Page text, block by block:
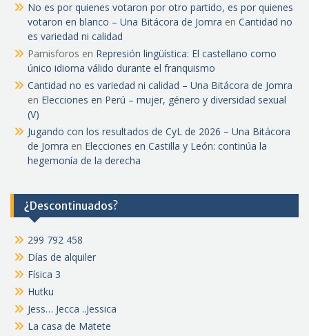
No es por quienes votaron por otro partido, es por quienes
votaron en blanco – Una Bitácora de Jomra en Cantidad no
es variedad ni calidad
Pamisforos en Represión lingüística: El castellano como
único idioma válido durante el franquismo
Cantidad no es variedad ni calidad – Una Bitácora de Jomra
en Elecciones en Perú – mujer, género y diversidad sexual
(V)
Jugando con los resultados de CyL de 2026 – Una Bitácora
de Jomra en Elecciones en Castilla y León: continúa la
hegemonía de la derecha
¿Descontinuados?
299 792 458
Días de alquiler
Física 3
Hutku
Jess… Jecca ..Jessica
La casa de Matete